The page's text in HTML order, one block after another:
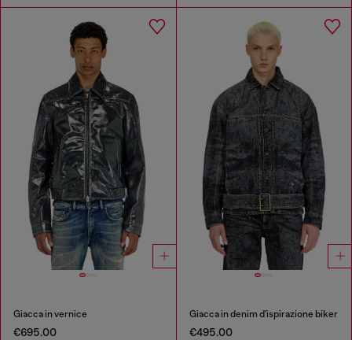
Giacca in vernice
€695.00
Giacca in denim d'ispirazione biker
€495.00